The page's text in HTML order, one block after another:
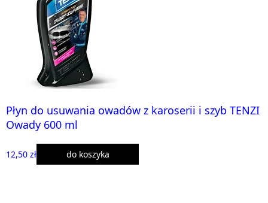
Płyn do usuwania owadów z karoserii i szyb TENZI
Owady 600 ml
12,50 zł do koszyka